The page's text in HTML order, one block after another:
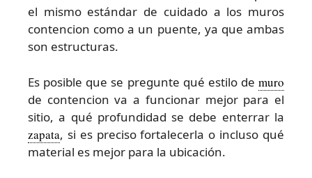
el mismo estándar de cuidado a los muros
contencion como a un puente, ya que ambas
son estructuras.
Es posible que se pregunte qué estilo de muro
de contencion va a funcionar mejor para el
sitio, a qué profundidad se debe enterrar la
zapata, si es preciso fortalecerla o incluso qué
material es mejor para la ubicación.